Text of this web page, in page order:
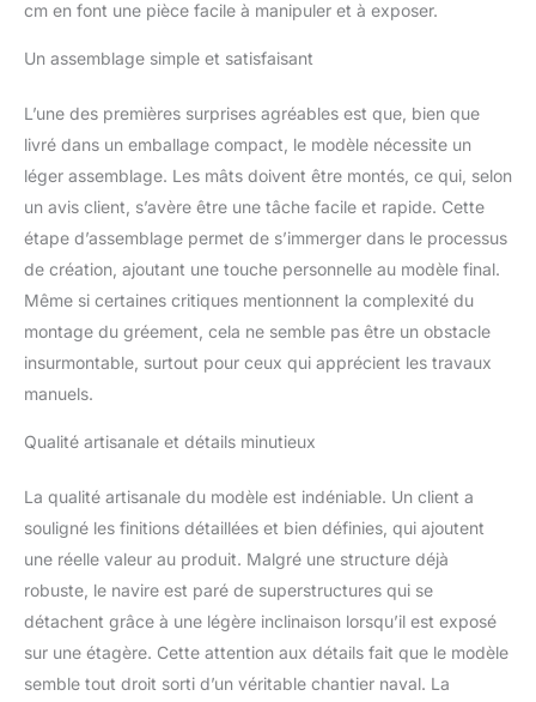
cm en font une pièce facile à manipuler et à exposer.
Un assemblage simple et satisfaisant
L’une des premières surprises agréables est que, bien que
livré dans un emballage compact, le modèle nécessite un
léger assemblage. Les mâts doivent être montés, ce qui, selon
un avis client, s’avère être une tâche facile et rapide. Cette
étape d’assemblage permet de s’immerger dans le processus
de création, ajoutant une touche personnelle au modèle final.
Même si certaines critiques mentionnent la complexité du
montage du gréement, cela ne semble pas être un obstacle
insurmontable, surtout pour ceux qui apprécient les travaux
manuels.
Qualité artisanale et détails minutieux
La qualité artisanale du modèle est indéniable. Un client a
souligné les finitions détaillées et bien définies, qui ajoutent
une réelle valeur au produit. Malgré une structure déjà
robuste, le navire est paré de superstructures qui se
détachent grâce à une légère inclinaison lorsqu’il est exposé
sur une étagère. Cette attention aux détails fait que le modèle
semble tout droit sorti d’un véritable chantier naval. La